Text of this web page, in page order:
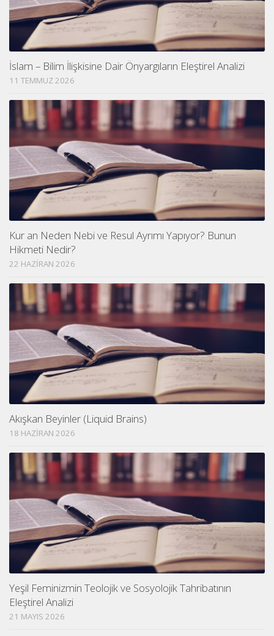
İslam – Bilim İlişkisine Dair Önyargıların Eleştirel Analizi
11 TEMMUZ 2026
Kur an Neden Nebi ve Resul Ayrımı Yapıyor? Bunun
Hikmeti Nedir?
22 HAZIRAN 2026
Akışkan Beyinler (Liquid Brains)
18 HAZIRAN 2026
Yeşil Feminizmin Teolojik ve Sosyolojik Tahribatının
Eleştirel Analizi
21 MAYIS 2026